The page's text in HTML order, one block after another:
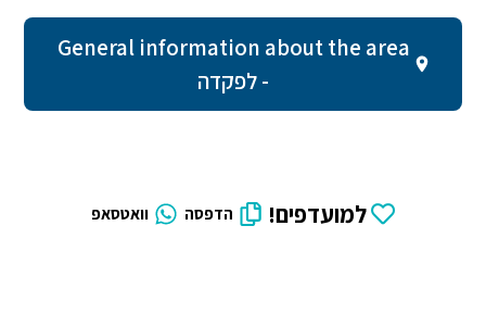
General information about the area
- לפקדה
למועדפים! הדפסה וואטסאפ